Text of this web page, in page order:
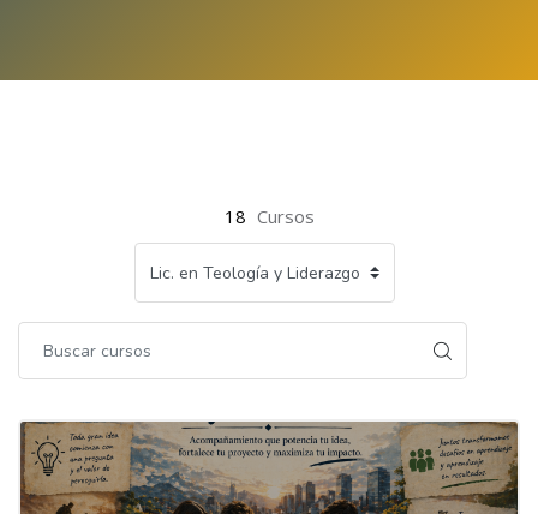
18 Cursos